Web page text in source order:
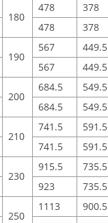
180
478 378
478 378
190
567 449.5
567 449.5
200
684.5 549.5
684.5 549.5
210
741.5 591.5
741.5 591.5
230
915.5 735.5
923 735.5
250
1113 900.5